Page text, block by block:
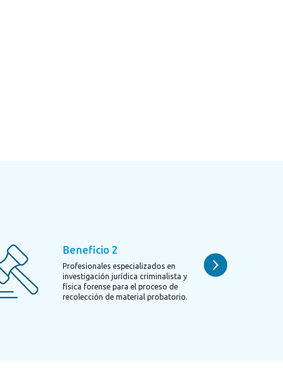
Beneficio 2
Profesionales especializados en
investigación jurídica criminalista y
física forense para el proceso de
recolección de material probatorio.